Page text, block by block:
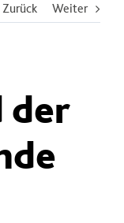
Zurück Weiter
der